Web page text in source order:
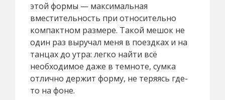
этой формы — максимальная
вместительность при относительно
компактном размере. Такой мешок не
один раз выручал меня в поездках и на
танцах до утра: легко найти всё
необходимое даже в темноте, сумка
отлично держит форму, не теряясь где-
то на фоне.